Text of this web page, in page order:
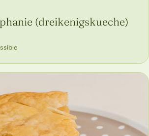
(dreikenigskueche)